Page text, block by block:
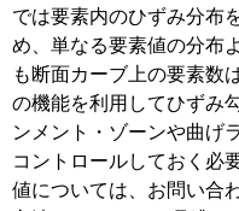
では要素内のひずみ分布
め、単なる要素値の分布
も断面カーブ上の要素数
の機能を利用してひずみ
ンメント・ゾーンや曲げ
コントロールしておく必
値については、お問い合